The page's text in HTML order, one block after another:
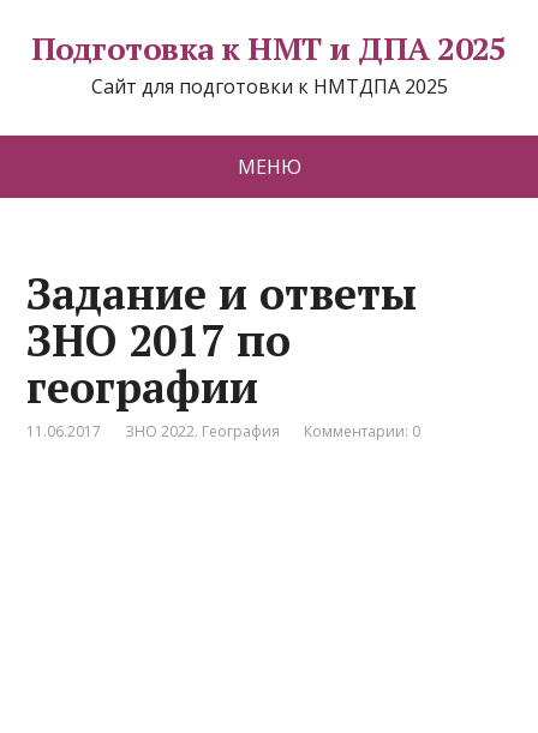
Подготовка к НМТ и ДПА 2025
Сайт для подготовки к НМТДПА 2025
МЕНЮ
Задание и ответы
ЗНО 2017 по
географии
11.06.2017 ЗНО 2022. География Комментарии: 0